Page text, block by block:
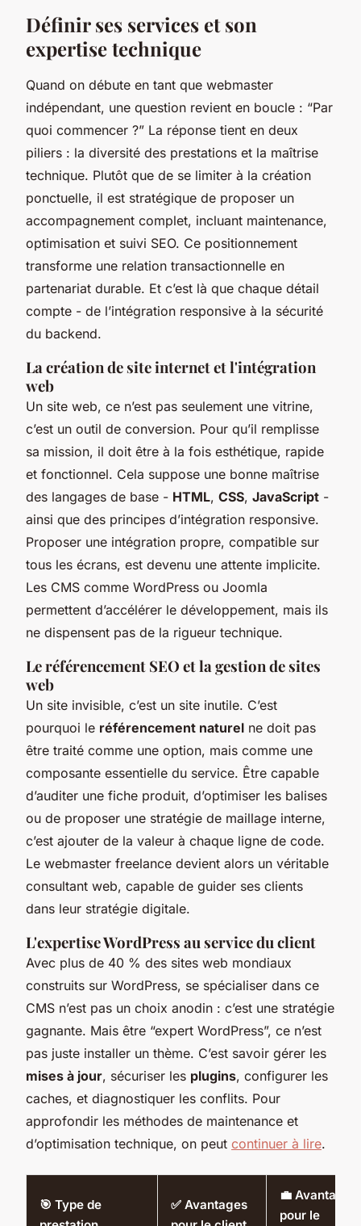
Définir ses services et son
expertise technique
Quand on débute en tant que webmaster
indépendant, une question revient en boucle : “Par
quoi commencer ?” La réponse tient en deux
piliers : la diversité des prestations et la maîtrise
technique. Plutôt que de se limiter à la création
ponctuelle, il est stratégique de proposer un
accompagnement complet, incluant maintenance,
optimisation et suivi SEO. Ce positionnement
transforme une relation transactionnelle en
partenariat durable. Et c’est là que chaque détail
compte - de l’intégration responsive à la sécurité
du backend.
La création de site internet et l'intégration
web
Un site web, ce n’est pas seulement une vitrine,
c’est un outil de conversion. Pour qu’il remplisse
sa mission, il doit être à la fois esthétique, rapide
et fonctionnel. Cela suppose une bonne maîtrise
des langages de base - HTML, CSS, JavaScript -
ainsi que des principes d’intégration responsive.
Proposer une intégration propre, compatible sur
tous les écrans, est devenu une attente implicite.
Les CMS comme WordPress ou Joomla
permettent d’accélérer le développement, mais ils
ne dispensent pas de la rigueur technique.
Le référencement SEO et la gestion de sites
web
Un site invisible, c’est un site inutile. C’est
pourquoi le référencement naturel ne doit pas
être traité comme une option, mais comme une
composante essentielle du service. Être capable
d’auditer une fiche produit, d’optimiser les balises
ou de proposer une stratégie de maillage interne,
c’est ajouter de la valeur à chaque ligne de code.
Le webmaster freelance devient alors un véritable
consultant web, capable de guider ses clients
dans leur stratégie digitale.
L'expertise WordPress au service du client
Avec plus de 40 % des sites web mondiaux
construits sur WordPress, se spécialiser dans ce
CMS n’est pas un choix anodin : c’est une stratégie
gagnante. Mais être “expert WordPress”, ce n’est
pas juste installer un thème. C’est savoir gérer les
mises à jour, sécuriser les plugins, configurer les
caches, et diagnostiquer les conflits. Pour
approfondir les méthodes de maintenance et
d’optimisation technique, on peut continuer à lire.
🎯 Type de
✅ Avantages
💼 Avantages
pour le